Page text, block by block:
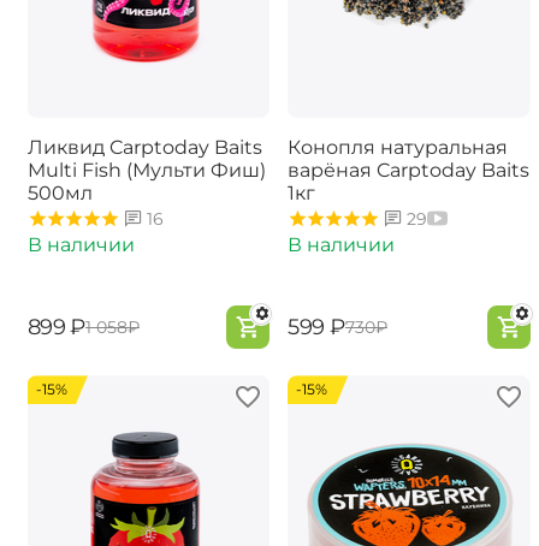
Ликвид Carptoday Baits
Multi Fish (Мульти Фиш)
500мл
16
В наличии
‍899‍ ₽‍1 058‍₽
Конопля натуральная
варёная Carptoday Baits
1кг
29
В наличии
‍599‍ ₽‍730‍₽
-15% -15%